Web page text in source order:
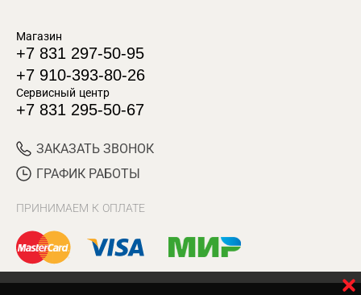
Магазин
+7 831 297-50-95
+7 910-393-80-26
Сервисный центр
+7 831 295-50-67
ЗАКАЗАТЬ ЗВОНОК
ГРАФИК РАБОТЫ
ПРИНИМАЕМ К ОПЛАТЕ